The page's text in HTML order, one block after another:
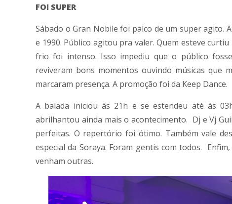
FOI SUPER
Sábado o Gran Nobile foi palco de um super agito.
e 1990. Público agitou pra valer. Quem esteve
frio foi intenso. Isso impediu que o público
reviveram bons momentos ouvindo músicas que
marcaram presença. A promoção foi da Keep Dance.
A balada iniciou às 21h e se estendeu até às
abrilhantou ainda mais o acontecimento. Dj e Vj
perfeitas. O repertório foi ótimo. Também vale
especial da Soraya. Foram gentis com todos.
venham outras.